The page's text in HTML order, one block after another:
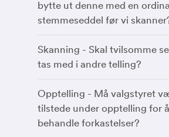
bytte ut denne med en
stemmeseddel før vi
Skanning - Skal tvilsomme
tas med i andre telling?
Opptelling - Må valgstyret
tilstede under opptelling for å
behandle forkastelser?